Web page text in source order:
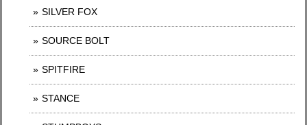
SILVER FOX
SOURCE BOLT
SPITFIRE
STANCE